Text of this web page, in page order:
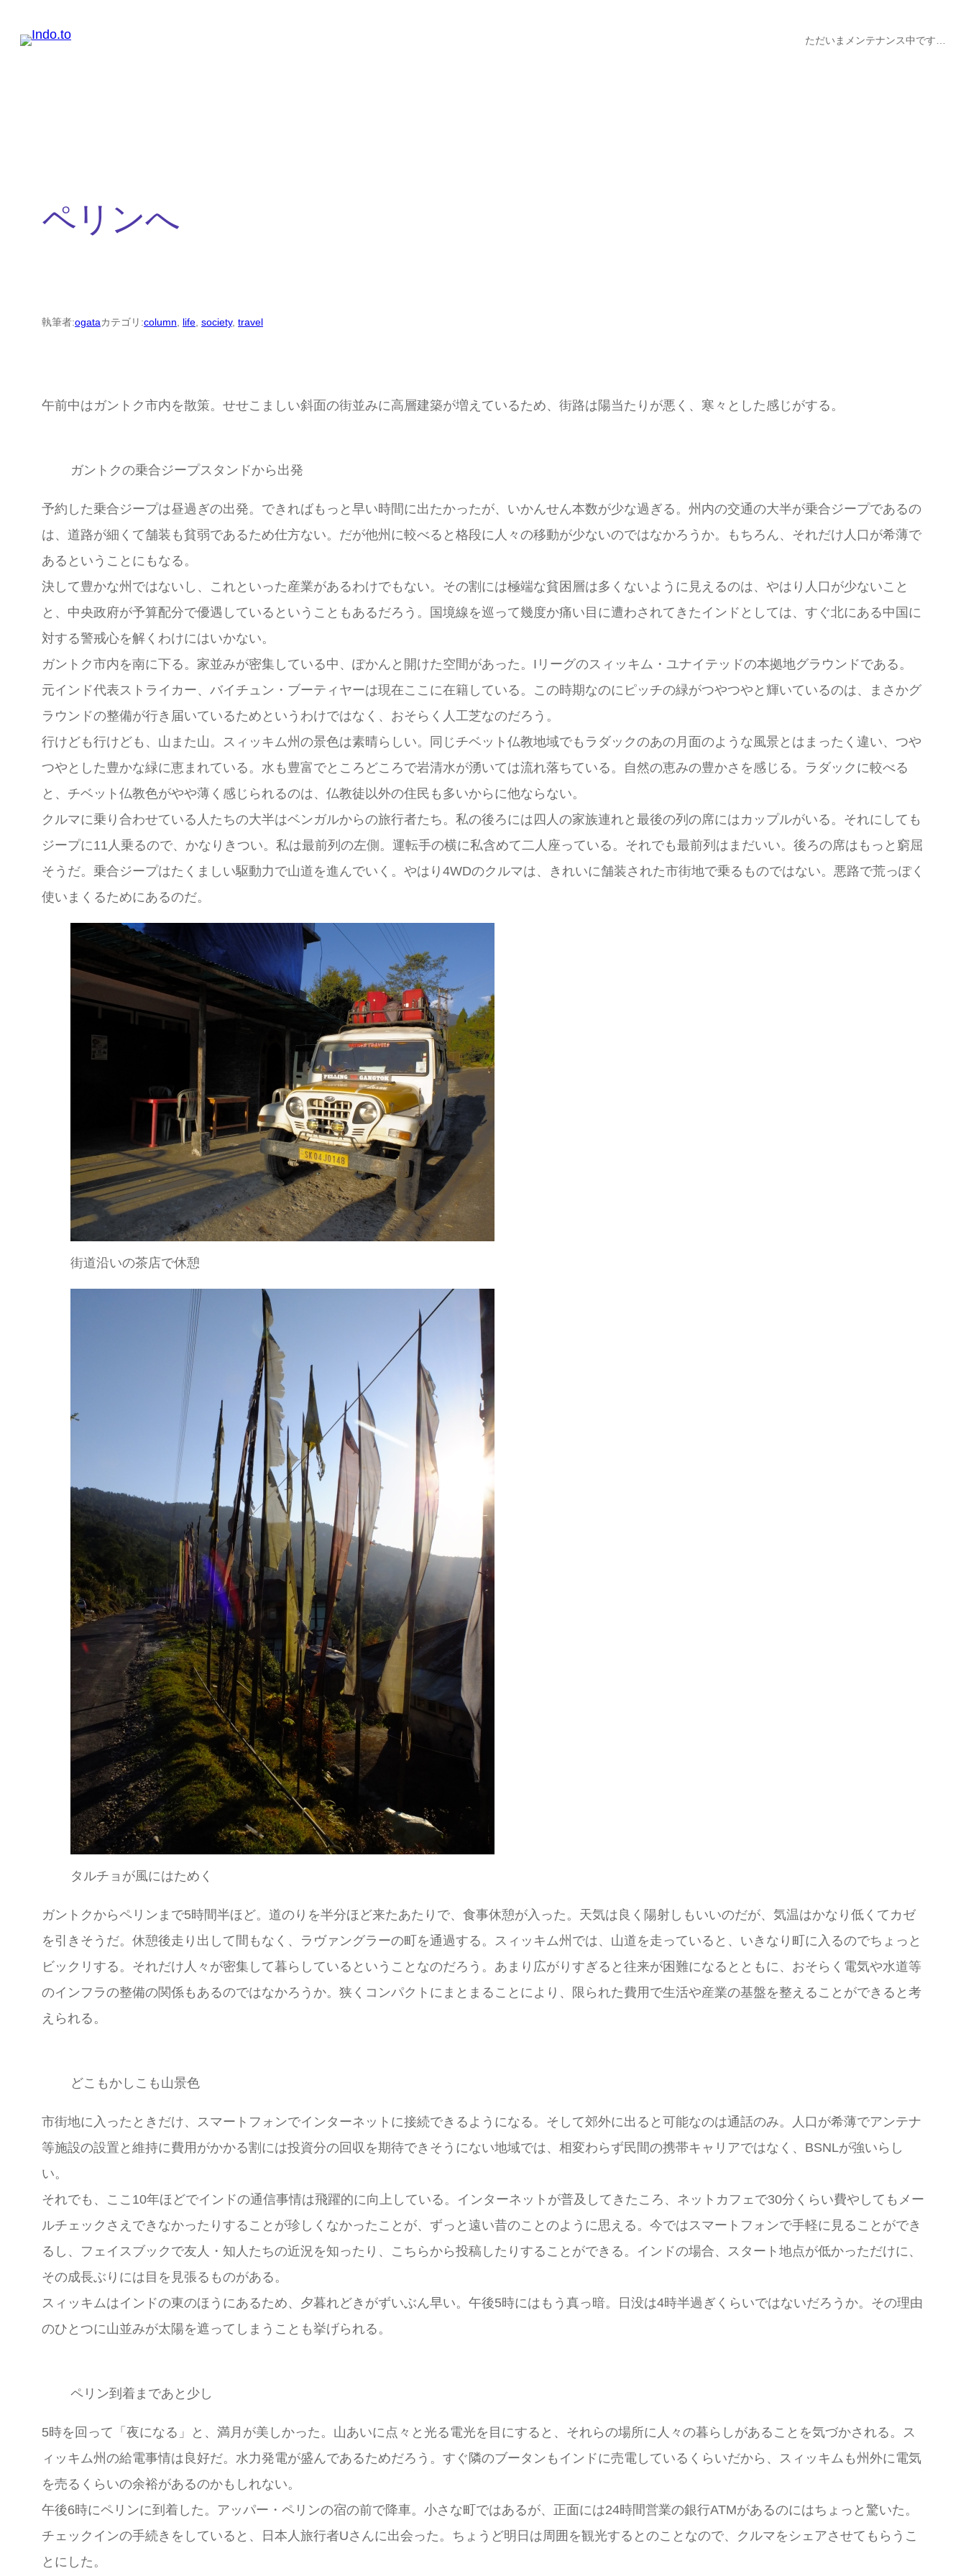
ただいまメンテナンス中です…
ペリンへ
執筆者:ogataカテゴリ:column, life, society, travel
午前中はガントク市内を散策。せせこましい斜面の街並みに高層建築が増えているため、街路は陽当たりが悪く、寒々とした感じがする。
ガントクの乗合ジープスタンドから出発
予約した乗合ジープは昼過ぎの出発。できればもっと早い時間に出たかったが、いかんせん本数が少な過ぎる。州内の交通の大半が乗合ジープであるの
は、道路が細くて舗装も貧弱であるため仕方ない。だが他州に較べると格段に人々の移動が少ないのではなかろうか。もちろん、それだけ人口が希薄で
あるということにもなる。
決して豊かな州ではないし、これといった産業があるわけでもない。その割には極端な貧困層は多くないように見えるのは、やはり人口が少ないこと
と、中央政府が予算配分で優遇しているということもあるだろう。国境線を巡って幾度か痛い目に遭わされてきたインドとしては、すぐ北にある中国に
対する警戒心を解くわけにはいかない。
ガントク市内を南に下る。家並みが密集している中、ぽかんと開けた空間があった。Iリーグのスィッキム・ユナイテッドの本拠地グラウンドである。
元インド代表ストライカー、バイチュン・ブーティヤーは現在ここに在籍している。この時期なのにピッチの緑がつやつやと輝いているのは、まさかグ
ラウンドの整備が行き届いているためというわけではなく、おそらく人工芝なのだろう。
行けども行けども、山また山。スィッキム州の景色は素晴らしい。同じチベット仏教地域でもラダックのあの月面のような風景とはまったく違い、つや
つやとした豊かな緑に恵まれている。水も豊富でところどころで岩清水が湧いては流れ落ちている。自然の恵みの豊かさを感じる。ラダックに較べる
と、チベット仏教色がやや薄く感じられるのは、仏教徒以外の住民も多いからに他ならない。
クルマに乗り合わせている人たちの大半はベンガルからの旅行者たち。私の後ろには四人の家族連れと最後の列の席にはカップルがいる。それにしても
ジープに11人乗るので、かなりきつい。私は最前列の左側。運転手の横に私含めて二人座っている。それでも最前列はまだいい。後ろの席はもっと窮屈
そうだ。乗合ジープはたくましい駆動力で山道を進んでいく。やはり4WDのクルマは、きれいに舗装された市街地で乗るものではない。悪路で荒っぽく
使いまくるためにあるのだ。
街道沿いの茶店で休憩
タルチョが風にはためく
ガントクからペリンまで5時間半ほど。道のりを半分ほど来たあたりで、食事休憩が入った。天気は良く陽射しもいいのだが、気温はかなり低くてカゼ
を引きそうだ。休憩後走り出して間もなく、ラヴァングラーの町を通過する。スィッキム州では、山道を走っていると、いきなり町に入るのでちょっと
ビックリする。それだけ人々が密集して暮らしているということなのだろう。あまり広がりすぎると往来が困難になるとともに、おそらく電気や水道等
のインフラの整備の関係もあるのではなかろうか。狭くコンパクトにまとまることにより、限られた費用で生活や産業の基盤を整えることができると考
えられる。
どこもかしこも山景色
市街地に入ったときだけ、スマートフォンでインターネットに接続できるようになる。そして郊外に出ると可能なのは通話のみ。人口が希薄でアンテナ
等施設の設置と維持に費用がかかる割には投資分の回収を期待できそうにない地域では、相変わらず民間の携帯キャリアではなく、BSNLが強いらし
い。
それでも、ここ10年ほどでインドの通信事情は飛躍的に向上している。インターネットが普及してきたころ、ネットカフェで30分くらい費やしてもメー
ルチェックさえできなかったりすることが珍しくなかったことが、ずっと遠い昔のことのように思える。今ではスマートフォンで手軽に見ることができ
るし、フェイスブックで友人・知人たちの近況を知ったり、こちらから投稿したりすることができる。インドの場合、スタート地点が低かっただけに、
その成長ぶりには目を見張るものがある。
スィッキムはインドの東のほうにあるため、夕暮れどきがずいぶん早い。午後5時にはもう真っ暗。日没は4時半過ぎくらいではないだろうか。その理由
のひとつに山並みが太陽を遮ってしまうことも挙げられる。
ペリン到着まであと少し
5時を回って「夜になる」と、満月が美しかった。山あいに点々と光る電光を目にすると、それらの場所に人々の暮らしがあることを気づかされる。ス
ィッキム州の給電事情は良好だ。水力発電が盛んであるためだろう。すぐ隣のブータンもインドに売電しているくらいだから、スィッキムも州外に電気
を売るくらいの余裕があるのかもしれない。
午後6時にペリンに到着した。アッパー・ペリンの宿の前で降車。小さな町ではあるが、正面には24時間営業の銀行ATMがあるのにはちょっと驚いた。
チェックインの手続きをしていると、日本人旅行者Uさんに出会った。ちょうど明日は周囲を観光するとのことなので、クルマをシェアさせてもらうこ
とにした。